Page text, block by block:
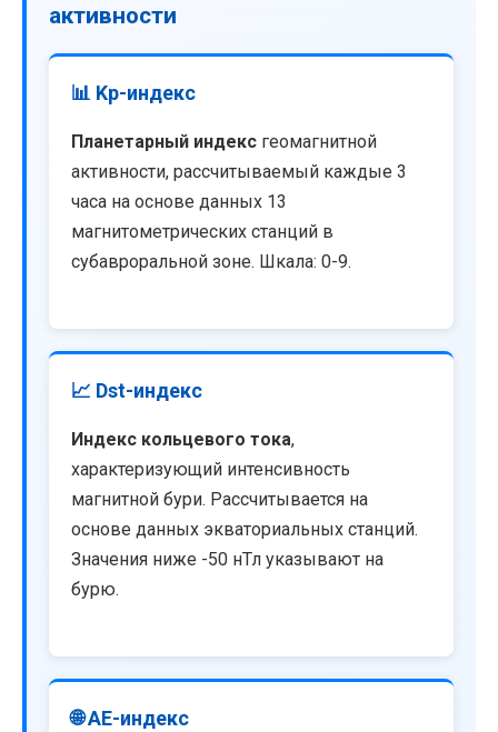
активности
📊 Kp-индекс
Планетарный индекс геомагнитной
активности, рассчитываемый каждые 3
часа на основе данных 13
магнитометрических станций в
субавроральной зоне. Шкала: 0-9.
📈 Dst-индекс
Индекс кольцевого тока,
характеризующий интенсивность
магнитной бури. Рассчитывается на
основе данных экваториальных станций.
Значения ниже -50 нТл указывают на
бурю.
🌐 AE-индекс